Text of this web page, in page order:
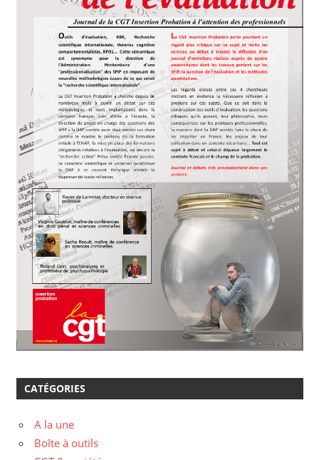
CATÉGORIES
A la une
Boîte à outils